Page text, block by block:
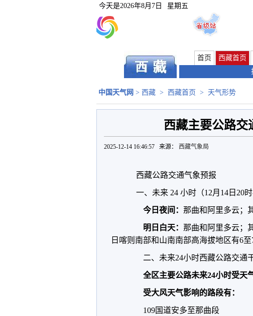
今天是2026年8月7日 星期五
首页 西藏首页
中国天气网 > 西藏 > 西藏首页 > 天气形势
西藏主要公路交
2025-12-14 16:46:57 来源： 西藏气象局
西藏公路交通气象预报
一、未来 24 小时（12月14日20时
今日夜间： 那曲和阿里多云；
明日白天： 那曲和阿里多云；
日喀则南部和山南南部高海拔地区有6至
二、未来24小时西藏公路交通
全区主要公路未来24小时受天
受大风天气影响的路段有：
109国道安多至那曲段